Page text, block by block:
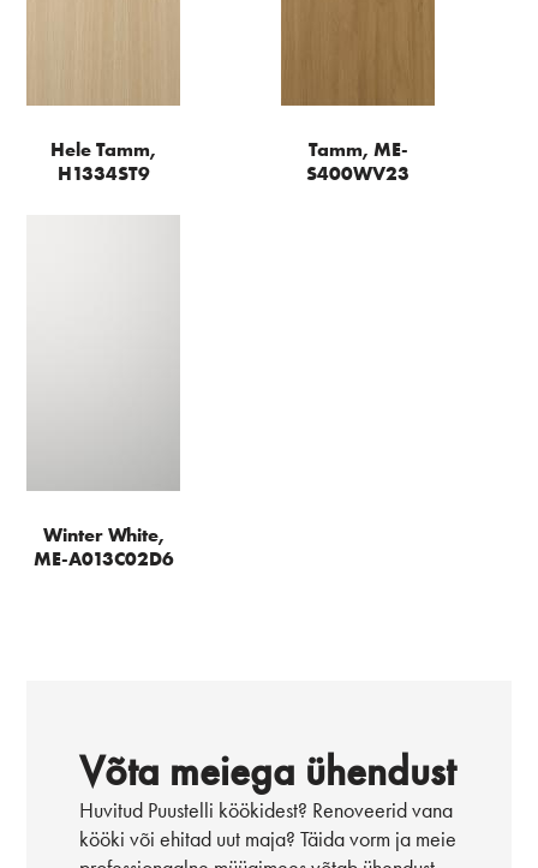
Hele Tamm,
H1334ST9
Tamm, ME-
S400WV23
Winter White,
ME-A013C02D6
Võta meiega ühendust
Huvitud Puustelli köökidest? Renoveerid vana
kööki või ehitad uut maja? Täida vorm ja meie